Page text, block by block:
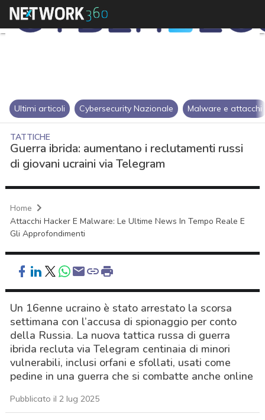
Ultimi articoli Cybersecurity Nazionale Malware e attacchi
TATTICHE
Guerra ibrida: aumentano i reclutamenti russi
di giovani ucraini via Telegram
Home
Attacchi Hacker E Malware: Le Ultime News In Tempo Reale E
Gli Approfondimenti
Un 16enne ucraino è stato arrestato la scorsa
settimana con l’accusa di spionaggio per conto
della Russia. La nuova tattica russa di guerra
ibrida recluta via Telegram centinaia di minori
vulnerabili, inclusi orfani e sfollati, usati come
pedine in una guerra che si combatte anche online
Pubblicato il 2 lug 2025